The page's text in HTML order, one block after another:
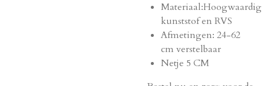
Materiaal:Hoogwaardig
kunststof en RVS
Afmetingen: 24-62
cm verstelbaar
Netje 5 CM